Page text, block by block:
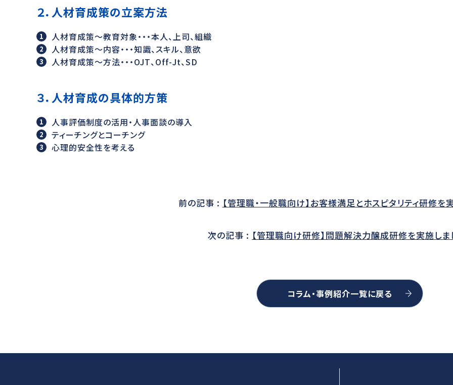
２．人材育成策の立案方法
人材育成策～教育対象・・・本人、上司、組織
人材育成策～内容・・・知識、スキル、意欲
人材育成策～方法・・・OJT、Off-Jt、SD
３．人材育成の具体的方策
人事評価制度の活用・人事面談の導入
ティーチングとコーチング
心理的安全性を考える
前の記事 : 【管理職・一般職向け】お客様満足とホスピタリティ研修を
次の記事 : 【管理職向け研修】問題解決力醸成研修を実施しま
コラム・事例紹介一覧に戻る